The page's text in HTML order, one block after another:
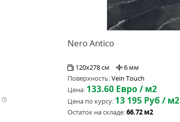
Nero Antico
120x278 см
6 мм
Поверхность:Vein Touch
Цена: 133.60 Евро / м2
Цена по курсу: 13 195 Руб / м2
Остаток на складе:66.72 м2